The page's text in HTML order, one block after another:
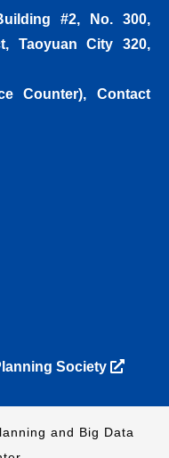
#2, No. 300,
Taoyuan City 320,
Counter), Contact
Society
and Big Data